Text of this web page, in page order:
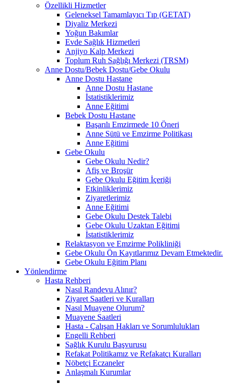
Özellikli Hizmetler
Geleneksel Tamamlayıcı Tıp (GETAT)
Diyaliz Merkezi
Yoğun Bakımlar
Evde Sağlık Hizmetleri
Anjiyo Kalp Merkezi
Toplum Ruh Sağlığı Merkezi (TRSM)
Anne Dostu/Bebek Dostu/Gebe Okulu
Anne Dostu Hastane
Anne Dostu Hastane
İstatistiklerimiz
Anne Eğitimi
Bebek Dostu Hastane
Başarılı Emzirmede 10 Öneri
Anne Sütü ve Emzirme Politikası
Anne Eğitimi
Gebe Okulu
Gebe Okulu Nedir?
Afiş ve Broşür
Gebe Okulu Eğitim İçeriği
Etkinliklerimiz
Ziyaretlerimiz
Anne Eğitimi
Gebe Okulu Destek Talebi
Gebe Okulu Uzaktan Eğitimi
İstatistiklerimiz
Relaktasyon ve Emzirme Polikliniği
Gebe Okulu Ön Kayıtlarımız Devam Etmektedir.
Gebe Okulu Eğitim Planı
Yönlendirme
Hasta Rehberi
Nasıl Randevu Alınır?
Ziyaret Saatleri ve Kuralları
Nasıl Muayene Olurum?
Muayene Saatleri
Hasta - Çalışan Hakları ve Sorumlulukları
Engelli Rehberi
Sağlık Kurulu Başvurusu
Refakat Politikamız ve Refakatçı Kuralları
Nöbetçi Eczaneler
Anlaşmalı Kurumlar